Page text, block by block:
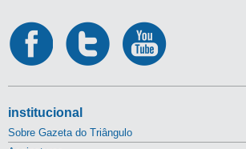
institucional
Sobre Gazeta do Triângulo